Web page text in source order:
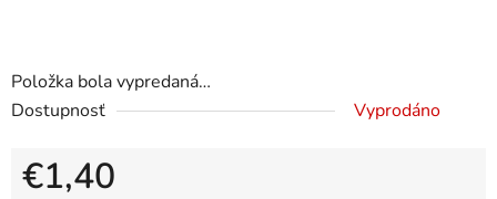
Položka bola vypredaná…
Dostupnosť
Vyprodáno
€1,40